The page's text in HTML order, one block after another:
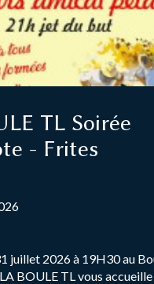
TL Soirée
- Frites
juillet 2026 à 19H30 au
BOULE TL vous